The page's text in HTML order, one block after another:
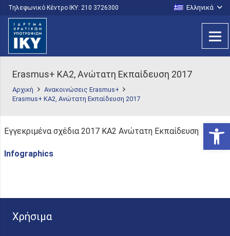
Τηλεφωνικό Κέντρο IKY: 210 3726300 Ελληνικά
Erasmus+ KA2, Ανώτατη Εκπαίδευση 2017
Αρχική
Ανακοινώσεις Erasmus+
Erasmus+ KA2, Ανώτατη Εκπαίδευση 2017
Εγγεκριμένα σχέδια 2017 KA2 Ανώτατη Εκπαίδευση
Infographics
Χρήσιμα